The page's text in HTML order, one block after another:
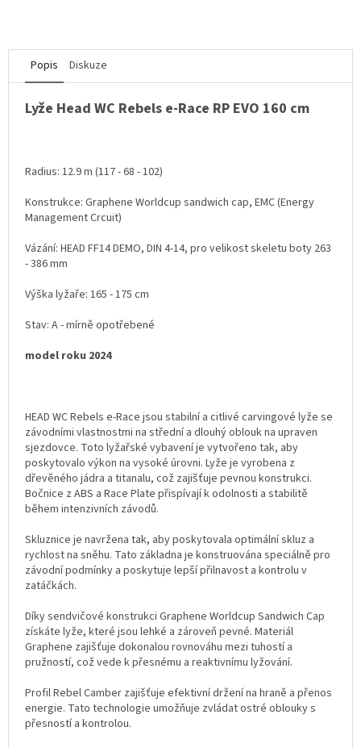
Popis Diskuze
Lyže Head WC Rebels e-Race RP EVO 160 cm
Radius: 12.9 m (117 - 68 - 102)
Konstrukce: Graphene Worldcup sandwich cap, EMC (Energy
Management Crcuit)
Vázání: HEAD FF14 DEMO, DIN 4-14, pro velikost skeletu boty 263
- 386 mm
Výška lyžaře: 165 - 175 cm
Stav: A - mírně opotřebené
model roku 2024
HEAD WC Rebels e-Race jsou stabilní a citlivé carvingové lyže se
závodními vlastnostmi na střední a dlouhý oblouk na upraven
sjezdovce. Toto lyžařské vybavení je vytvořeno tak, aby
poskytovalo výkon na vysoké úrovni. Lyže je vyrobena z
dřevěného jádra a titanalu, což zajišťuje pevnou konstrukci.
Bočnice z ABS a Race Plate přispívají k odolnosti a stabilitě
během intenzivních závodů.
Skluznice je navržena tak, aby poskytovala optimální skluz a
rychlost na sněhu. Tato základna je konstruována speciálně pro
závodní podmínky a poskytuje lepší přilnavost a kontrolu v
zatáčkách.
Díky sendvičové konstrukci Graphene Worldcup Sandwich Cap
získáte lyže, které jsou lehké a zároveň pevné. Materiál
Graphene zajišťuje dokonalou rovnováhu mezi tuhostí a
pružností, což vede k přesnému a reaktivnímu lyžování.
Profil Rebel Camber zajišťuje efektivní držení na hraně a přenos
energie. Tato technologie umožňuje zvládat ostré oblouky s
přesností a kontrolou.